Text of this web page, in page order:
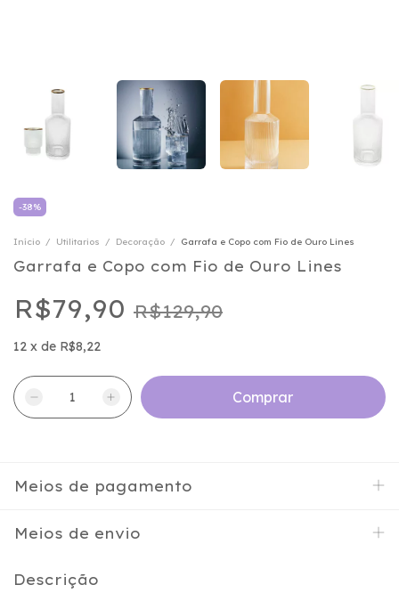
-38%
Início / Utilitarios / Decoração / Garrafa e Copo com Fio de Ouro Lines
Garrafa e Copo com Fio de Ouro Lines
R$79,90 R$129,90
12 x de R$8,22
Meios de pagamento
Meios de envio
Descrição